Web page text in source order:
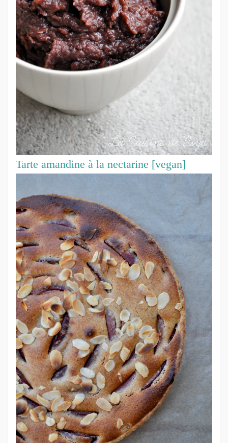
Tarte amandine à la nectarine [vegan]